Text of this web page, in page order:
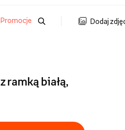
Promocje Dodaj